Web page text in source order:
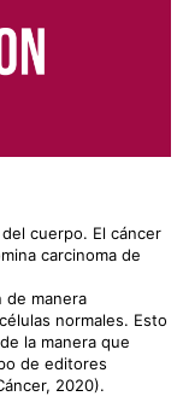
cuerpo. El cáncer
carcinoma de
de manera
normales. Esto
la manera que
de editores
2020).